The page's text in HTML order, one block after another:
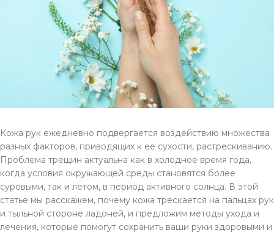
Кожа рук ежедневно подвергается воздействию множества
разных факторов, приводящих к её сухости, растрескиванию.
Проблема трещин актуальна как в холодное время года,
когда условия окружающей среды становятся более
суровыми, так и летом, в период активного солнца. В этой
статье мы расскажем, почему кожа трескается на пальцах рук
и тыльной стороне ладоней, и предложим методы ухода и
лечения, которые помогут сохранить ваши руки здоровыми и